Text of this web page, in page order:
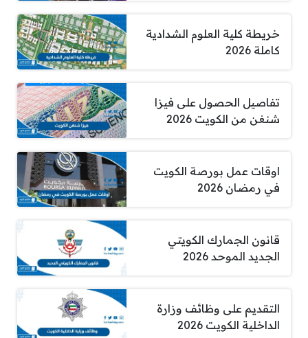
خريطة كلية العلوم الشدادية
كاملة 2026
تفاصيل الحصول على فيزا
شنغن من الكويت 2026
اوقات عمل بورصة الكويت
في رمضان 2026
قانون الجمارك الكويتي
الجديد الموحد 2026
التقديم على وظائف وزارة
الداخلية الكويت 2026